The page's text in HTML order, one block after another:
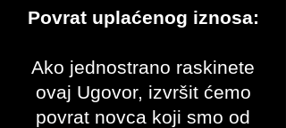
Povrat uplaćenog iznosa:
Ako jednostrano raskinete
ovaj Ugovor, izvršit ćemo
povrat novca koji smo od